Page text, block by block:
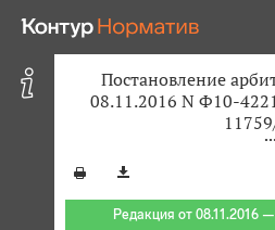
Постановление
08.11.2016 N Ф10-
Редакция от 08.11.2016